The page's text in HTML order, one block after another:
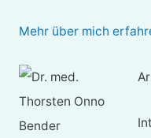
Mehr über mich